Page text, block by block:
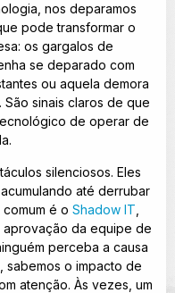
nos deparamos
pode transformar o
os gargalos de
se deparado com
ou aquela demora
sinais claros de que
de operar de
silenciosos. Eles
até derrubar
é o Shadow IT
aprovação da equipe de
perceba a causa
sabemos o impacto de
atenção. Às vezes, um